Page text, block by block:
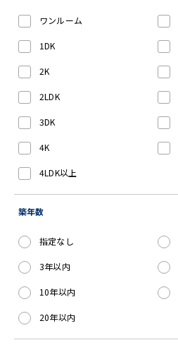
ワンルーム
1DK
2K
2LDK
3DK
4K
4LDK以上
築年数
指定なし
3年以内
10年以内
20年以内